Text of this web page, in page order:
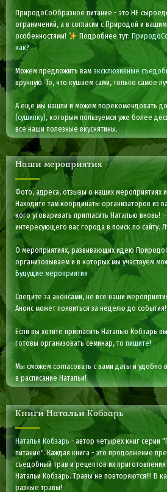
ПриродоСоОбразное питание - это НЕ
ограничений, а в согласии с Природой и
особенностями!
Подробнее тут:
как?
Можем предложить вам эксклюзивные
вручную. То, что кушаем сами, только самое
А еще мы нашли и можем порекомендовать
(сушилку), которым пользуемся уже более
все наши полезные вкуснятины.
Наши мероприятия
Фото, адреса, отзывы о наших мероприятиях
Находите там координаты организаторов из
кого уговаривать пригласить Наталью вновь!
интересующего вас города в поиск по сайту.
О мероприятиях, развивающих идею
организовываем и в которых мы участвуем
Будущие мероприятия
Следите за анонсами, не все наши
Анонс может появиться за неделю до события!
Если вы хотите пригласить Наталью Кобзарь
готовы организовать семинар, топишите!
Мы сможем согласовать с вами даты и удобно
в расписание Натальи!
Книги Натальи Кобзарь
Наталья Кобзарь - автор четырех книг серии
питание". Каждая книга - это продолжение
съедобный трав и рецептов их
Натальи Кобзарь. Травы не повторяются!!! В
разные травы!